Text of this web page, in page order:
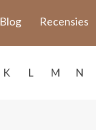
Blog Recensies
K L M N